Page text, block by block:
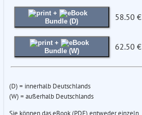
+
Bundle (D)
58.50 €
+
Bundle (W)
62.50 €
(D) = innerhalb Deutschlands
(W) = außerhalb Deutschlands